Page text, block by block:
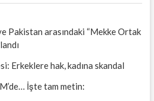
Pakistan arasındaki “Mekke Ortak
Erkeklere hak, kadına skandal
İşte tam metin: